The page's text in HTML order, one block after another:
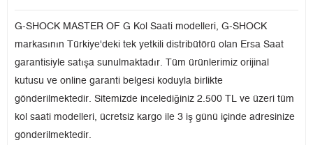
G-SHOCK MASTER OF G Kol Saati modelleri, G-SHOCK
markasının Türkiye'deki tek yetkili distribütörü olan Ersa Saat
garantisiyle satışa sunulmaktadır. Tüm ürünlerimiz orijinal
kutusu ve online garanti belgesi koduyla birlikte
gönderilmektedir. Sitemizde incelediğiniz 2.500 TL ve üzeri tüm
kol saati modelleri, ücretsiz kargo ile 3 iş günü içinde adresinize
gönderilmektedir.